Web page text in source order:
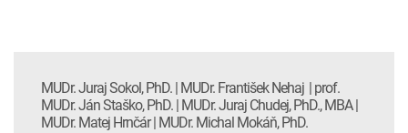
MUDr. Juraj Sokol, PhD. | MUDr. František Nehaj | prof.
MUDr. Ján Staško, PhD. | MUDr. Juraj Chudej, PhD., MBA |
MUDr. Matej Hrnčár | MUDr. Michal Mokáň, PhD.